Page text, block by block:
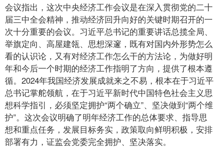
会议指出，这次中央经济工作会议是在深入贯彻党的二十
届三中全会精神，推动经济回升向好的关键时期召开的一
次十分重要的会议。习近平总书记的重要讲话总揽全局、
举旗定向、高屋建瓴、思想深邃，既有对国内外形势怎么
看的认识论，又有对经济工作怎么干的方法论，为做好明
年和今后一个时期的经济工作指明了方向，提供了根本遵
循。2024年我国经济发展成就来之不易，根本在于习近平
总书记掌舵领航，在于习近平新时代中国特色社会主义思
想科学指引，必须坚定拥护“两个确立”、坚决做到“两个维
护”。这次会议明确了明年经济工作的总体要求、指导思
想和重点任务，发展目标务实，政策取向鲜明积极，安排
部署有力，证监会党委完全拥护、坚决落实。